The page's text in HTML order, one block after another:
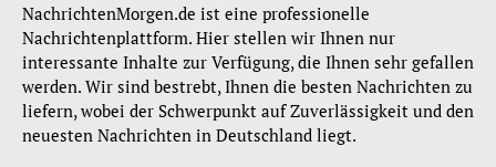
NachrichtenMorgen.de ist eine professionelle
Nachrichtenplattform. Hier stellen wir Ihnen nur
interessante Inhalte zur Verfügung, die Ihnen sehr gefallen
werden. Wir sind bestrebt, Ihnen die besten Nachrichten zu
liefern, wobei der Schwerpunkt auf Zuverlässigkeit und den
neuesten Nachrichten in Deutschland liegt.